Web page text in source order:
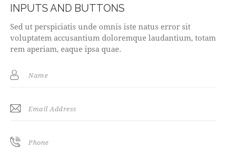
INPUTS AND BUTTONS
Sed ut perspiciatis unde omnis iste natus error sit
voluptatem accusantium doloremque laudantium, totam
rem aperiam, eaque ipsa quae.